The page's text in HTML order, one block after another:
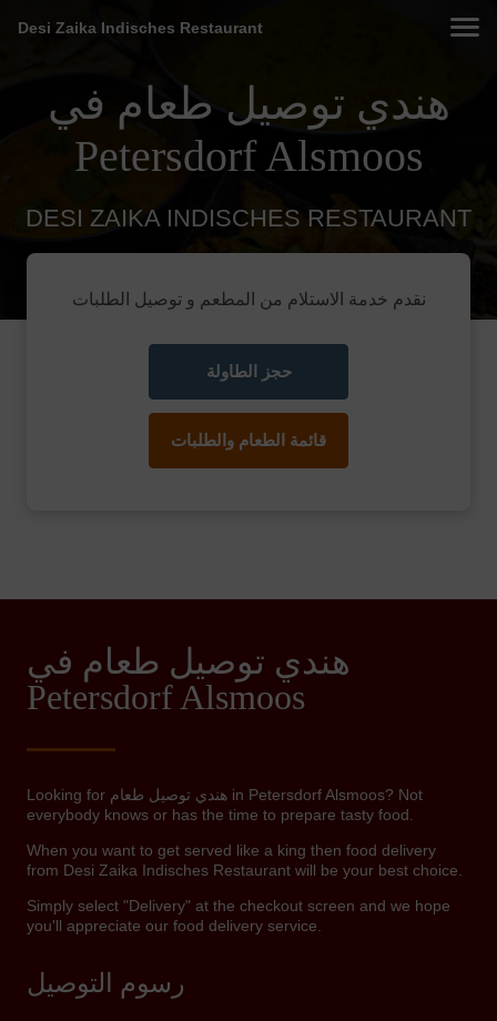
Desi Zaika Indisches Restaurant
هندي توصيل طعام في
Petersdorf Alsmoos
DESI ZAIKA INDISCHES RESTAURANT
نقدم خدمة الاستلام من المطعم و توصيل الطلبات
حجز الطاولة
قائمة الطعام والطلبات
هندي توصيل طعام في
Petersdorf Alsmoos
Looking for هندي توصيل طعام in Petersdorf Alsmoos? Not
everybody knows or has the time to prepare tasty food.
When you want to get served like a king then food delivery
from Desi Zaika Indisches Restaurant will be your best choice.
Simply select "Delivery" at the checkout screen and we hope
you'll appreciate our food delivery service.
رسوم التوصيل